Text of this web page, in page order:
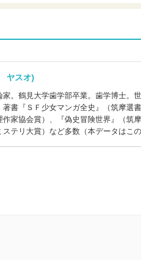
ヤスオ)
家。鶴見大学歯学部卒業。歯学博士
書『ＳＦ少女マンガ全史』（筑摩選
家協会賞）、『偽史冒険世界』（筑
ステリ大賞）など多数（本データはこ